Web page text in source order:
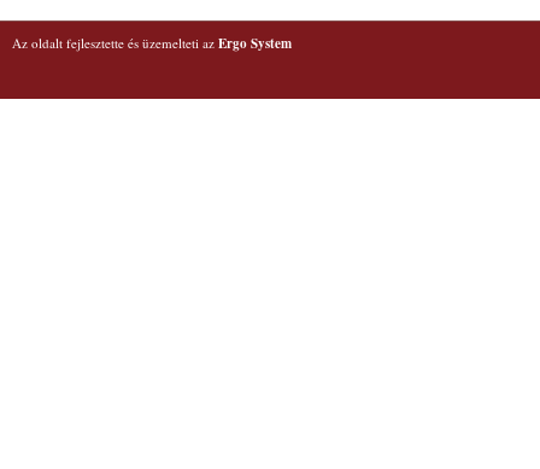
Az oldalt fejlesztette és üzemelteti az Ergo System